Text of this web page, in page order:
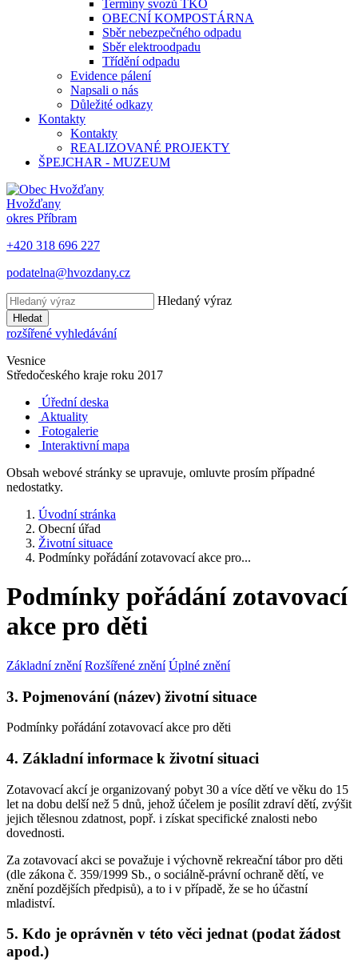
Termíny svozů TKO
OBECNÍ KOMPOSTÁRNA
Sběr nebezpečného odpadu
Sběr elektroodpadu
Třídění odpadu
Evidence pálení
Napsali o nás
Důležité odkazy
Kontakty
Kontakty
REALIZOVANÉ PROJEKTY
ŠPEJCHAR - MUZEUM
Hvožďany
okres Příbram
+420 318 696 227
podatelna@hvozdany.cz
Hledaný výraz
Hledat
rozšířené vyhledávání
Vesnice
Středočeského kraje roku 2017
Úřední deska
Aktuality
Fotogalerie
Interaktivní mapa
Obsah webové stránky se upravuje, omluvte prosím případné
nedostatky.
Úvodní stránka
Obecní úřad
Životní situace
Podmínky pořádání zotavovací akce pro...
Podmínky pořádání zotavovací
akce pro děti
Základní znění Rozšířené znění Úplné znění
3. Pojmenování (název) životní situace
Podmínky pořádání zotavovací akce pro děti
4. Základní informace k životní situaci
Zotavovací akcí je organizovaný pobyt 30 a více dětí ve věku do 15
let na dobu delší než 5 dnů, jehož účelem je posílit zdraví dětí, zvýšit
jejich tělesnou zdatnost, popř. i získat specifické znalosti nebo
dovednosti.
Za zotavovací akci se považuje i výchovně rekreační tábor pro děti
(dle zákona č. 359/1999 Sb., o sociálně-právní ochraně dětí, ve
znění pozdějších předpisů), a to i v případě, že se ho účastní
mladiství.
5. Kdo je oprávněn v této věci jednat (podat žádost
apod.)